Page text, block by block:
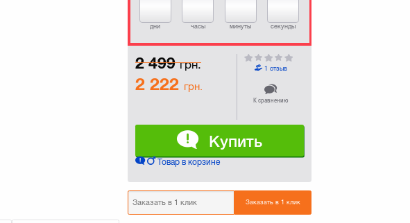
дни часы минуты секунды
2 499грн.
2 222 грн.
1 отзыв
К сравнению
Купить
Товар в корзине
Заказать в 1 клик